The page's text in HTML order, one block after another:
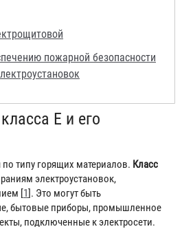
пожарной безопасности
E и его
типу горящих материалов. Класс
электроустановок,
[1]. Это могут быть
бытовые приборы, промышленное
подключенные к электросети.